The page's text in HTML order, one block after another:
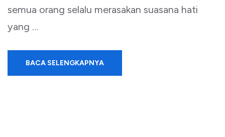
semua orang selalu merasakan suasana hati
yang …
BACA SELENGKAPNYA